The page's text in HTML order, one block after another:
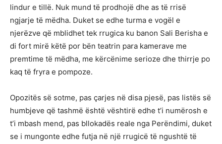
lindur e tillë. Nuk mund të prodhojë dhe as të rrisë
ngjarje të mëdha. Duket se edhe turma e vogël e
njerëzve që mblidhet tek rrugica ku banon Sali Berisha e
di fort mirë këtë por bën teatrin para kamerave me
premtime të mëdha, me kërcënime serioze dhe thirrje po
kaq të fryra e pompoze.
Opozitës së sotme, pas çarjes në disa pjesë, pas listës së
humbjeve që tashmë është vështirë edhe t’i numërosh e
t’i mbash mend, pas bllokadës reale nga Perëndimi, duket
se i mungonte edhe futja në një rrugicë të ngushtë të